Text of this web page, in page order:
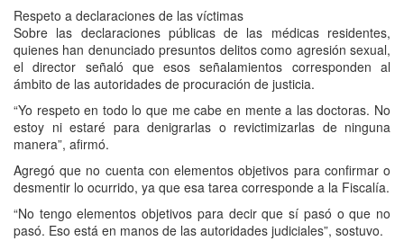
Respeto a declaraciones de las víctimas
Sobre las declaraciones públicas de las médicas residentes,
quienes han denunciado presuntos delitos como agresión sexual,
el director señaló que esos señalamientos corresponden al
ámbito de las autoridades de procuración de justicia.
“Yo respeto en todo lo que me cabe en mente a las doctoras. No
estoy ni estaré para denigrarlas o revictimizarlas de ninguna
manera”, afirmó.
Agregó que no cuenta con elementos objetivos para confirmar o
desmentir lo ocurrido, ya que esa tarea corresponde a la Fiscalía.
“No tengo elementos objetivos para decir que sí pasó o que no
pasó. Eso está en manos de las autoridades judiciales”, sostuvo.